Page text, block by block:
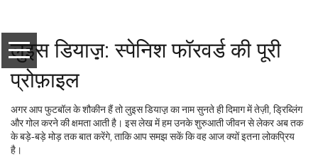
लुइस डियाज़़: स्पेनिश फॉरवर्ड की पूरी
प्रोफ़ाइल
अगर आप फुटबॉल के शौकीन हैं तो लुइस डियाज़़ का नाम सुनते ही दिमाग में तेज़ी, ड्रिब्लिंग
और गोल करने की क्षमता आती है। इस लेख में हम उनके शुरुआती जीवन से लेकर अब तक
के बड़े‑बड़े मोड़ तक बात करेंगे, ताकि आप समझ सकें कि वह आज क्यों इतना लोकप्रिय
है।